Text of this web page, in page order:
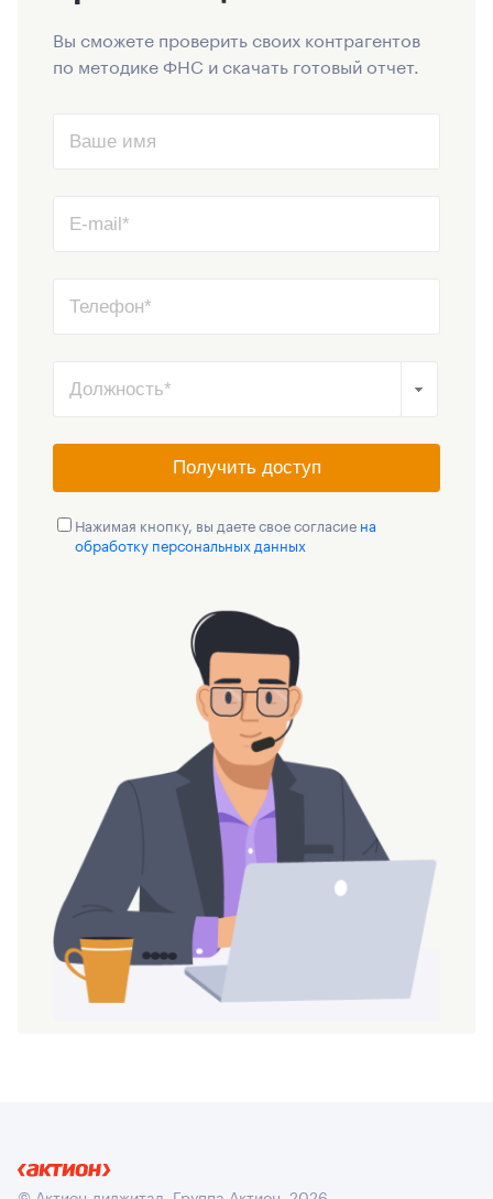
Вы сможете проверить своих контрагентов
по методике ФНС и скачать готовый отчет.
Получить доступ
Нажимая кнопку, вы даете свое согласие на
обработку персональных данных